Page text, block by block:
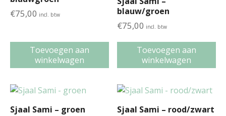
€75,00 incl. btw
Toevoegen aan
winkelwagen
blauw/groen
€75,00 incl. btw
Toevoegen aan
winkelwagen
Sjaal Sami – groen Sjaal Sami – rood/zwart